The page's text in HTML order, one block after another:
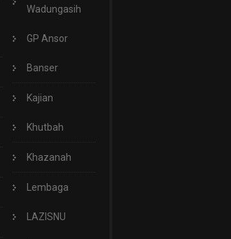
Wadungasih
GP Ansor
Banser
Kajian
Khutbah
Khazanah
Lembaga
LAZISNU